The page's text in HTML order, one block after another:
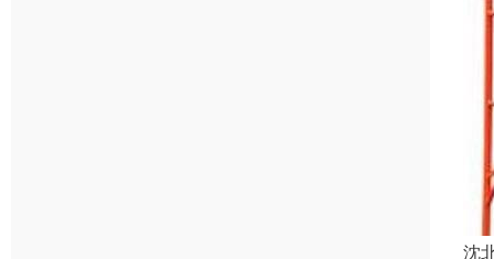
沈